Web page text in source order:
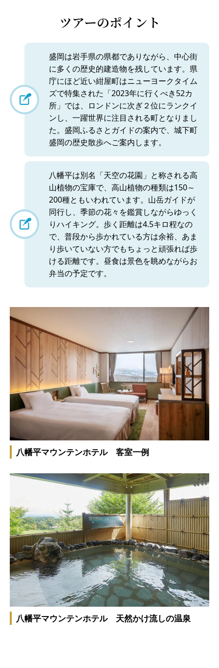
ツアーのポイント
盛岡は岩手県の県都でありながら、中心街
に多くの歴史的建造物を残しています。県
庁にほど近い紺屋町はニューヨークタイム
ズで特集された「2023年に行くべき52カ
所」では、ロンドンに次ぎ２位にランクイ
ンし、一躍世界に注目される町となりまし
た。盛岡ふるさとガイドの案内で、城下町
盛岡の歴史散歩へご案内します。
八幡平は別名「天空の花園」と称される高
山植物の宝庫で、高山植物の種類は150～
200種ともいわれています。山岳ガイドが
同行し、季節の花々を鑑賞しながらゆっく
りハイキング。歩く距離は4.5キロ程なの
で、普段から歩かれている方は余裕、あま
り歩いていない方でもちょっと頑張れば歩
ける距離です。昼食は景色を眺めながらお
弁当の予定です。
八幡平マウンテンホテル 客室一例
八幡平マウンテンホテル 天然かけ流しの温泉